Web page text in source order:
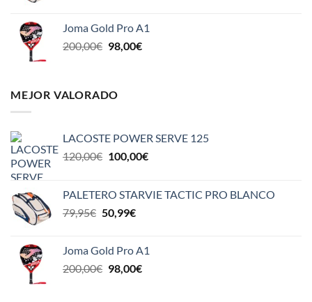
era:
79,95€.
es:
50,99€.
Joma Gold Pro A1
200,00€ El
era:
200,00€.
98,00€El
MEJOR VALORADO
LACOSTE POWER SERVE 125
120,00€ El
era:
120,00€.
100,00€El
es:
PALETERO STARVIE TACTIC PRO BLANCO
79,95€ El
era:
79,95€.
50,99€El
es:
50,99€.
Joma Gold Pro A1
200,00€ El
98,00€El